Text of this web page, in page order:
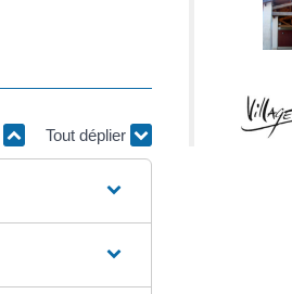
Tout déplier